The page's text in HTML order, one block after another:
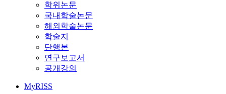
학위논문
국내학술논문
해외학술논문
학술지
단행본
연구보고서
공개강의
MyRISS